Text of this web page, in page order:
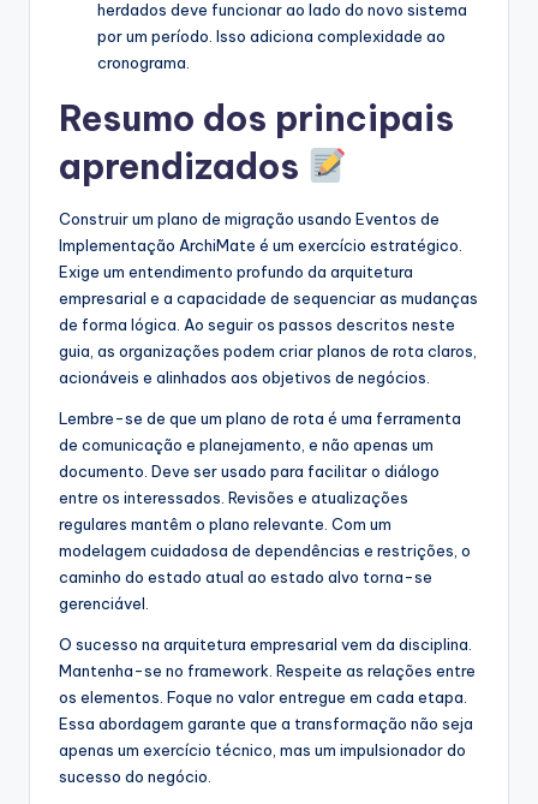
herdados deve funcionar ao lado do novo sistema
por um período. Isso adiciona complexidade ao
cronograma.
Resumo dos principais
aprendizados
Construir um plano de migração usando Eventos de
Implementação ArchiMate é um exercício estratégico.
Exige um entendimento profundo da arquitetura
empresarial e a capacidade de sequenciar as mudanças
de forma lógica. Ao seguir os passos descritos neste
guia, as organizações podem criar planos de rota claros,
acionáveis e alinhados aos objetivos de negócios.
Lembre-se de que um plano de rota é uma ferramenta
de comunicação e planejamento, e não apenas um
documento. Deve ser usado para facilitar o diálogo
entre os interessados. Revisões e atualizações
regulares mantêm o plano relevante. Com um
modelagem cuidadosa de dependências e restrições, o
caminho do estado atual ao estado alvo torna-se
gerenciável.
O sucesso na arquitetura empresarial vem da disciplina.
Mantenha-se no framework. Respeite as relações entre
os elementos. Foque no valor entregue em cada etapa.
Essa abordagem garante que a transformação não seja
apenas um exercício técnico, mas um impulsionador do
sucesso do negócio.